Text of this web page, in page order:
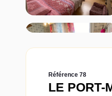
Référence 78
LE PORT-